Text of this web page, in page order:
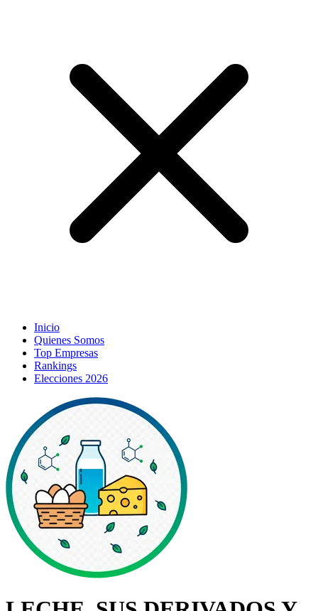
Inicio
Quienes Somos
Top Empresas
Rankings
Elecciones 2026